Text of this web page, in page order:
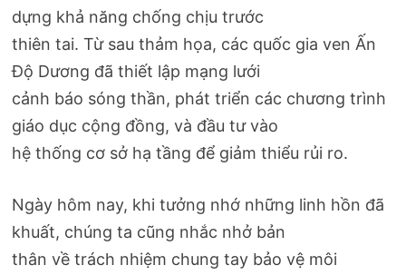
dựng khả năng chống chịu trước
thiên tai. Từ sau thảm họa, các quốc gia ven Ấn
Độ Dương đã thiết lập mạng lưới
cảnh báo sóng thần, phát triển các chương trình
giáo dục cộng đồng, và đầu tư vào
hệ thống cơ sở hạ tầng để giảm thiểu rủi ro.
Ngày hôm nay, khi tưởng nhớ những linh hồn đã
khuất, chúng ta cũng nhắc nhở bản
thân về trách nhiệm chung tay bảo vệ môi